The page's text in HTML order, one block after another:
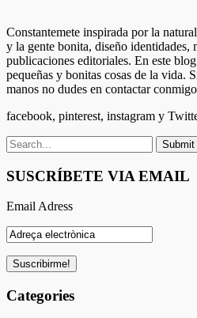
Constantemete inspirada por la
y la gente bonita, diseño identidades,
publicaciones editoriales. En este
pequeñas y bonitas cosas de la vida.
manos no dudes en contactar
facebook, pinterest, instagram y
SUSCRÍBETE VIA EMAIL
Email Adress
Categories